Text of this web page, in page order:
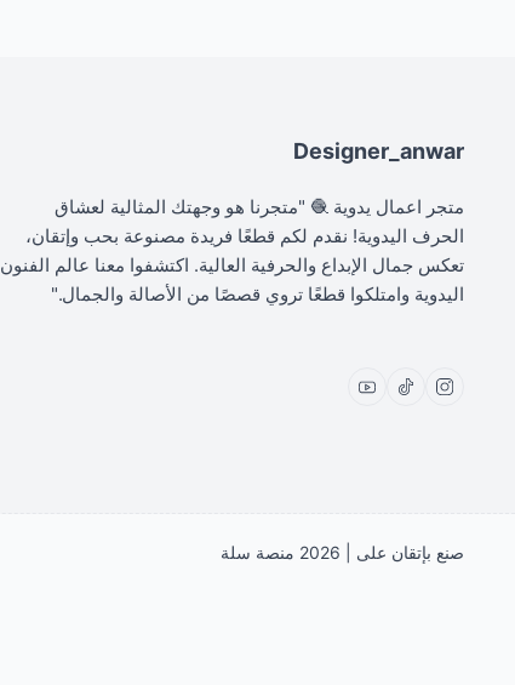
Designer_anwar
متجر اعمال يدوية 🧶 "متجرنا هو وجهتك المثالية لعشاق
الحرف اليدوية! نقدم لكم قطعًا فريدة مصنوعة بحب وإتقان،
تعكس جمال الإبداع والحرفية العالية. اكتشفوا معنا عالم الفنون
اليدوية وامتلكوا قطعًا تروي قصصًا من الأصالة والجمال."
صنع بإتقان على | 2026 منصة سلة